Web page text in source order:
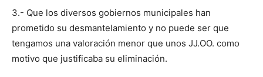
3.- Que los diversos gobiernos municipales han
prometido su desmantelamiento y no puede ser que
tengamos una valoración menor que unos JJ.OO. como
motivo que justificaba su eliminación.